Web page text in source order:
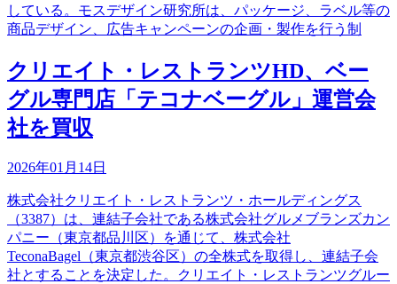
している。モスデザイン研究所は、パッケージ、ラベル等の
商品デザイン、広告キャンペーンの企画・製作を行う制
クリエイト・レストランツHD、ベー
グル専門店「テコナベーグル」運営会
社を買収
2026年01月14日
株式会社クリエイト・レストランツ・ホールディングス
（3387）は、連結子会社である株式会社グルメブランズカン
パニー（東京都品川区）を通じて、株式会社
TeconaBagel（東京都渋谷区）の全株式を取得し、連結子会
社とすることを決定した。クリエイト・レストランツグルー